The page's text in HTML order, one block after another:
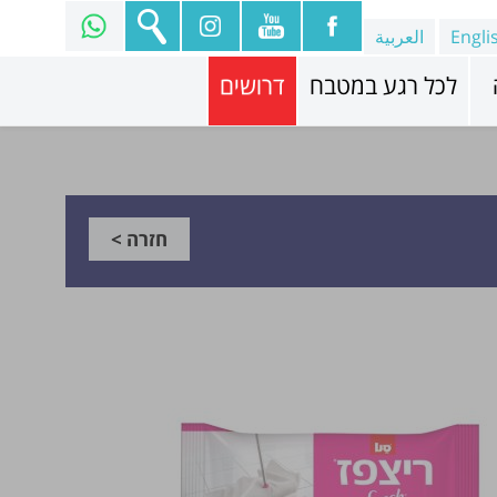
العربية
לכל רגע במטבח דרושים
חזרה >